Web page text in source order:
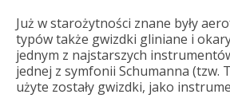
Już w starożytności znane były
typów także gwizdki gliniane i
jednym z najstarszych
jednej z symfonii Schumanna (tzw.
użyte zostały gwizdki, jako